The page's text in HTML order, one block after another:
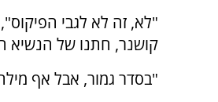
"לא, זה לא לגבי
קושנר, חתנו של הנשיא
"בסדר גמור, אבל אף